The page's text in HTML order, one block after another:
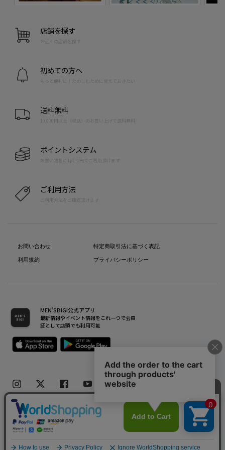
店舗を探す
お近くの店舗を探す
初めての方へ
もっと便利に！たのしむために覚えておきたい
送料無料
10,000円以上（税込）のお買い上げで送料無料
ポイントシステム
お買い物毎に1pt=1円でご利用頂けます
ご利用方法
ご利用方法をご確認頂けます
お問い合わせ
利用規約
特定商取引法に基づく表記
プライバシーポリシー
MEN’SBIGI公式アプリ
最新情報やイベント情報をこれ一つで会員
証として店頭でも利用可能
Copyright(C) Bigi Co.,Ltd.All Rights Reserved.